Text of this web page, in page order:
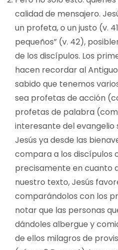
calidad de mensajero.
un profeta, o un justo (v.
pequeños” (v. 42),
de los discípulos. Los
hacen recordar al
sabido que tenemos
sea profetas de acción
profetas de palabra
interesante del evangelio
Jesús ya desde las
compara a los discípulos
precisamente en cuanto
nuestro texto, Jesús
comparándolos con los
notar que las personas
dándoles albergue y
de ellos milagros de